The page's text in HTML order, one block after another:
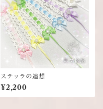
ステッラの追想
¥2,200